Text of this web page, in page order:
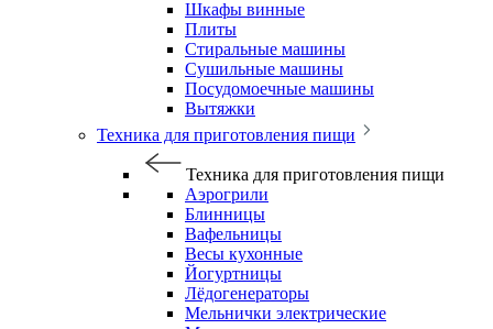
Шкафы винные
Плиты
Стиральные машины
Сушильные машины
Посудомоечные машины
Вытяжки
Техника для приготовления пищи
Техника для приготовления пищи
Аэрогрили
Блинницы
Вафельницы
Весы кухонные
Йогуртницы
Лёдогенераторы
Мельнички электрические